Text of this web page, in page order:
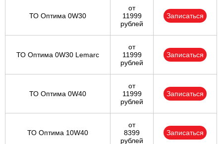
ТО Оптима 0W30
от
11999
рублей
Записаться
ТО Оптима 0W30 Lemarc
от
11999
рублей
Записаться
ТО Оптима 0W40
от
11999
рублей
Записаться
ТО Оптима 10W40
от
8399
рублей
Записаться